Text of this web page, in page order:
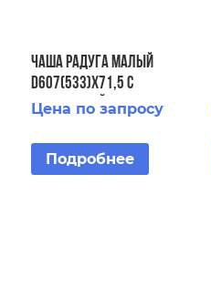
ЧАША Радуга малый
D607(533)х71,5 с
облицовкой Борт-8
Цена по запросу
Подробнее